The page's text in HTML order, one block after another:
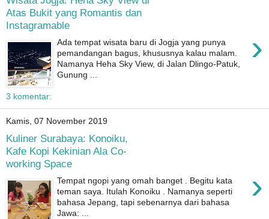
Atas Bukit yang Romantis dan
Instagramable
›
Ada tempat wisata baru di Jogja yang punya
pemandangan bagus, khususnya kalau malam.
Namanya Heha Sky View, di Jalan Dlingo-Patuk,
Gunung ...
3 komentar:
Kamis, 07 November 2019
Kuliner Surabaya: Konoiku,
Kafe Kopi Kekinian Ala Co-
working Space
›
Tempat ngopi yang omah banget . Begitu kata
teman saya. Itulah Konoiku . Namanya seperti
bahasa Jepang, tapi sebenarnya dari bahasa
Jawa: ...